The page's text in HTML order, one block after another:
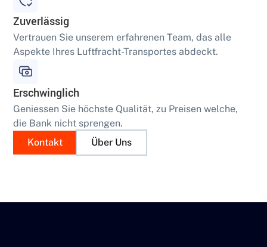
Zuverlässig
Vertrauen Sie unserem erfahrenen Team, das alle
Aspekte Ihres Luftfracht-Transportes abdeckt.
Erschwinglich
Geniessen Sie höchste Qualität, zu Preisen welche,
die Bank nicht sprengen.
Kontakt
Über Uns